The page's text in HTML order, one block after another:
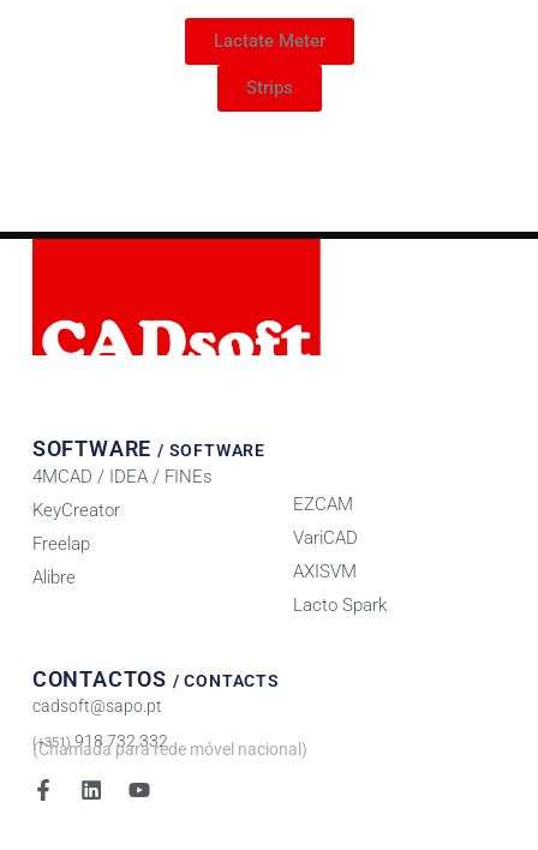
Lactate Meter
Strips
SOFTWARE/ SOFTWARE
4MCAD / IDEA / FINEs
KeyCreator
Freelap
Alibre
EZCAM
VariCAD
AXISVM
Lacto Spark
CONTACTOS / CONTACTS
cadsoft@sapo.pt
(+351) 918 732 332
(Chamada para rede móvel nacional)